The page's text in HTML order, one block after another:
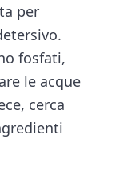
per
fosfati,
le acque
cerca